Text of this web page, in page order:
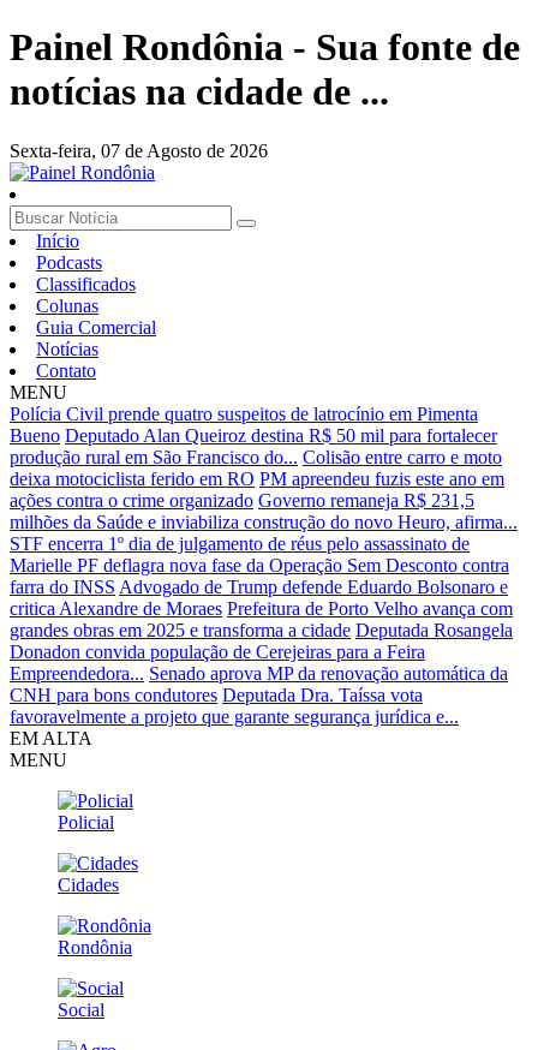
Painel Rondônia - Sua fonte de
notícias na cidade de ...
Sexta-feira, 07 de Agosto de 2026
Início
Podcasts
Classificados
Colunas
Guia Comercial
Notícias
Contato
MENU
Polícia Civil prende quatro suspeitos de latrocínio em Pimenta
Bueno Deputado Alan Queiroz destina R$ 50 mil para fortalecer
produção rural em São Francisco do... Colisão entre carro e moto
deixa motociclista ferido em RO PM apreendeu fuzis este ano em
ações contra o crime organizado Governo remaneja R$ 231,5
milhões da Saúde e inviabiliza construção do novo Heuro, afirma...
STF encerra 1º dia de julgamento de réus pelo assassinato de
Marielle PF deflagra nova fase da Operação Sem Desconto contra
farra do INSS Advogado de Trump defende Eduardo Bolsonaro e
critica Alexandre de Moraes Prefeitura de Porto Velho avança com
grandes obras em 2025 e transforma a cidade Deputada Rosangela
Donadon convida população de Cerejeiras para a Feira
Empreendedora... Senado aprova MP da renovação automática da
CNH para bons condutores Deputada Dra. Taíssa vota
favoravelmente a projeto que garante segurança jurídica e...
EM ALTA
MENU
Policial
Cidades
Rondônia
Social